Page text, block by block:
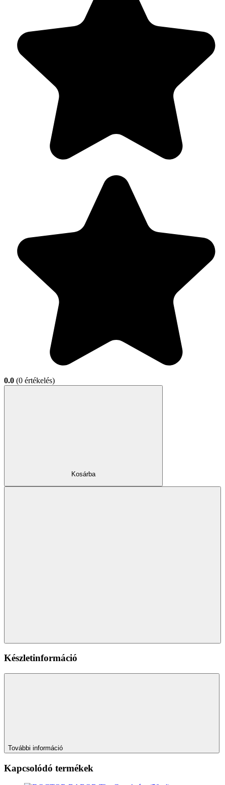
0.0 (0 értékelés)
Kosárba
Készletinformáció
További információ
Kapcsolódó termékek